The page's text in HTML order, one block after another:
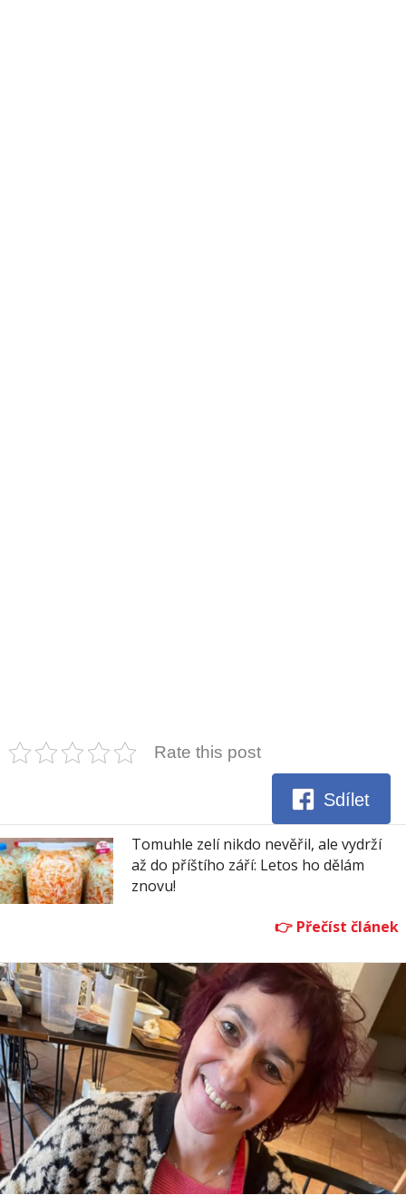
Rate this post
Sdílet
Tomuhle zelí nikdo nevěřil, ale vydrží
až do příštího září: Letos ho dělám
znovu!